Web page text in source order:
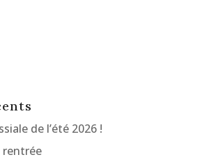
de l’été 2026 !
rentrée